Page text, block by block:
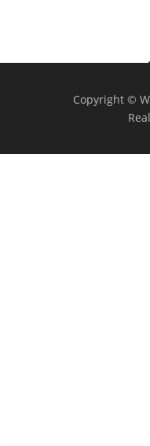
Copyright ©